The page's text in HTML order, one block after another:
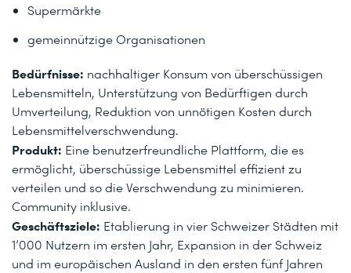
Supermärkte
gemeinnützige Organisationen
Bedürfnisse: nachhaltiger Konsum von überschüssigen
Lebensmitteln, Unterstützung von Bedürftigen durch
Umverteilung, Reduktion von unnötigen Kosten durch
Lebensmittelverschwendung.
Produkt: Eine benutzerfreundliche Plattform, die es
ermöglicht, überschüssige Lebensmittel effizient zu
verteilen und so die Verschwendung zu minimieren.
Community inklusive.
Geschäftsziele: Etablierung in vier Schweizer Städten mit
1’000 Nutzern im ersten Jahr, Expansion in der Schweiz
und im europäischen Ausland in den ersten fünf Jahren